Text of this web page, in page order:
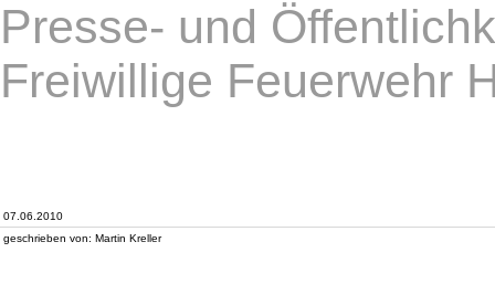
Presse- und
Freiwillige Feuerwehr
07.06.2010
geschrieben von: Martin Kreller